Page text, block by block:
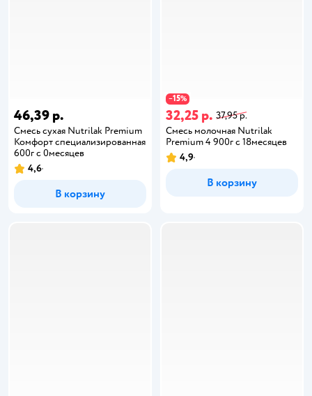
46,39 р.
Cмесь сухая Nutrilak Premium
Комфорт специализированная
600г с 0месяцев
4,6
В корзину
−15%
32,25 р. 37,95 р.
Смесь молочная Nutrilak
Premium 4 900г с 18месяцев
4,9
В корзину